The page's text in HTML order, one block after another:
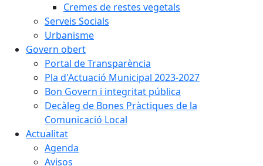
Cremes de restes vegetals
Serveis Socials
Urbanisme
Govern obert
Portal de Transparència
Pla d'Actuació Municipal 2023-2027
Bon Govern i integritat pública
Decàleg de Bones Pràctiques de la
Comunicació Local
Actualitat
Agenda
Avisos